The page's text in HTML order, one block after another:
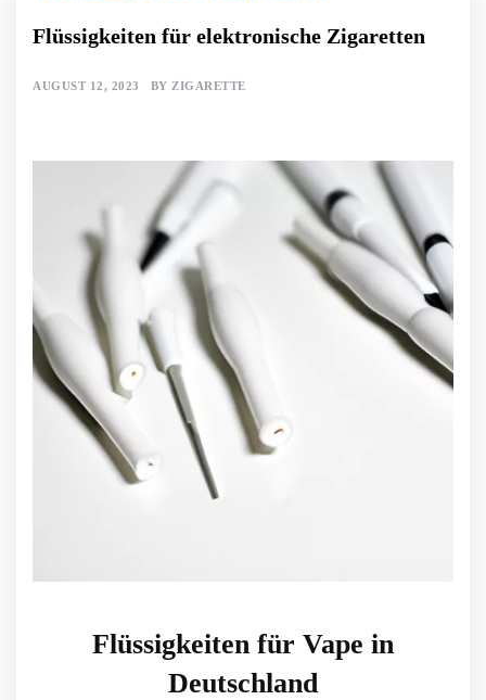
Flüssigkeiten für elektronische Zigaretten
AUGUST 12, 2023 BY ZIGARETTE
Flüssigkeiten für Vape in
Deutschland